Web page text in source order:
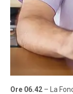
Ore 06.42 – La